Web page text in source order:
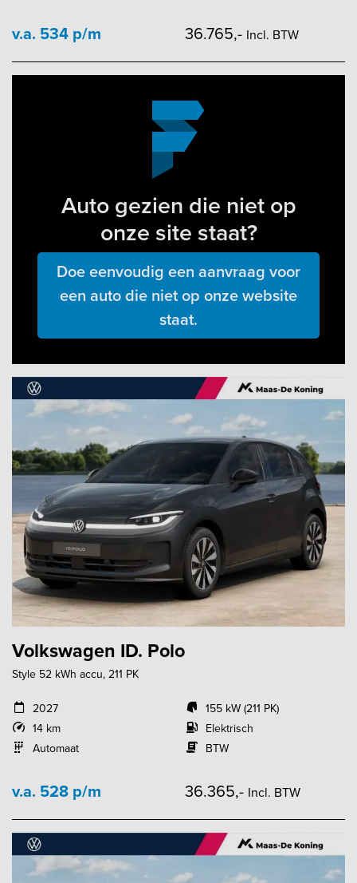
v.a. 534 p/m 36.765,- Incl. BTW
Auto gezien die niet op
onze site staat?
Doe eenvoudig een aanvraag voor
een auto die niet op onze website
staat.
Volkswagen ID. Polo
Style 52 kWh accu, 211 PK
2027
14 km
Automaat
155 kW (211 PK)
Elektrisch
BTW
v.a. 528 p/m 36.365,- Incl. BTW